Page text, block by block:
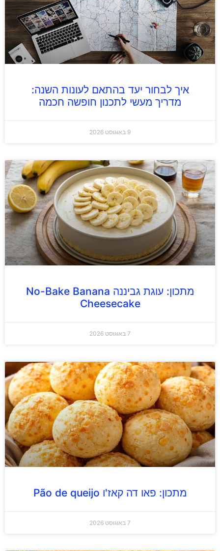
איך לבחור יעד בהתאם לעונות השנה:
מדריך מעשי לתכנון חופשה חכמה
9 באוגוסט 2026
מתכון: עוגת גביננה No-Bake Banana
Cheesecake
7 באוגוסט 2026
מתכון: פאו דה קאז'ו Pão de queijo
7 באוגוסט 2026